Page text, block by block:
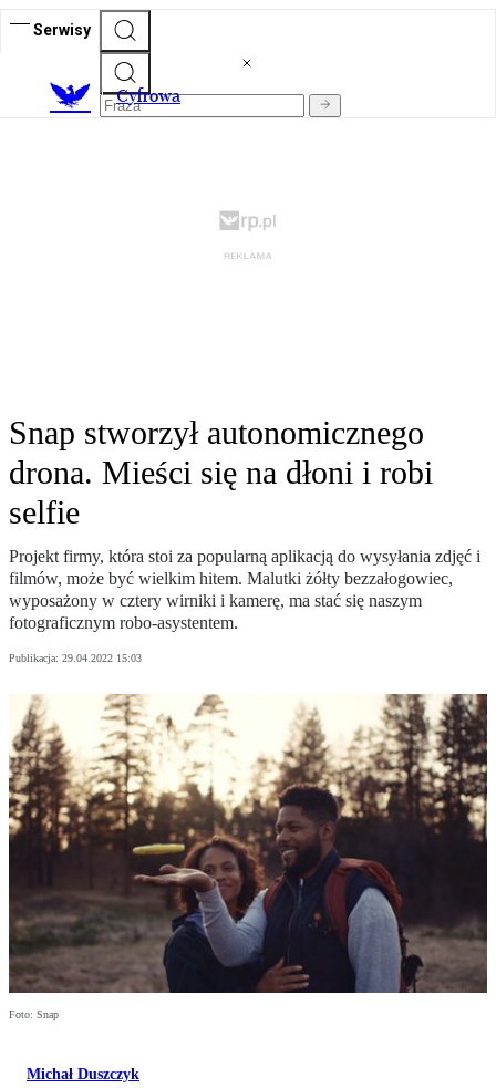
Serwisy
Cyfrowa
Snap stworzył autonomicznego
drona. Mieści się na dłoni i robi
selfie
Projekt firmy, która stoi za popularną aplikacją do wysyłania zdjęć i
filmów, może być wielkim hitem. Malutki żółty bezzałogowiec,
wyposażony w cztery wirniki i kamerę, ma stać się naszym
fotograficznym robo-asystentem.
Publikacja: 29.04.2022 15:03
Foto: Snap
Michał Duszczyk